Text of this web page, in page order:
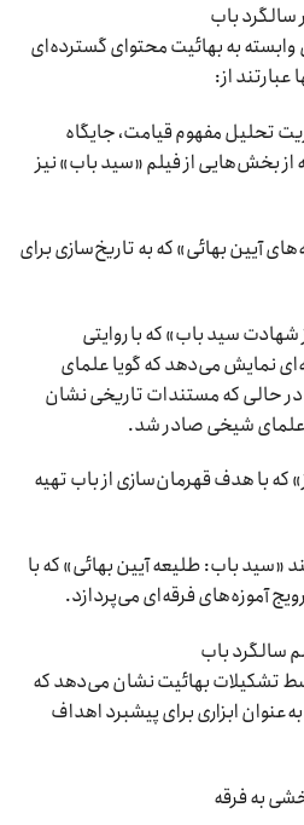
سالگرد باب
وابسته به بهائیت محتوای گسترده‌ای
عبارتند از:
تحلیل مفهوم قیامت، جایگاه
از بخش‌هایی از فیلم «سید باب» نیز
آیین بهائی» که به تاریخ‌سازی برای
سید باب» که با روایتی
نمایش می‌دهد که گویا علمای
حالی که مستندات تاریخی نشان
شیخی صادر شد.
که با هدف قهرمان‌سازی از باب تهیه
«سید باب: طلیعه آیین بهائی» که با
آموزه‌های فرقه‌ای می‌پردازد.
سالگرد باب
تشکیلات بهائیت نشان می‌دهد که
ابزاری برای پیشبرد اهداف